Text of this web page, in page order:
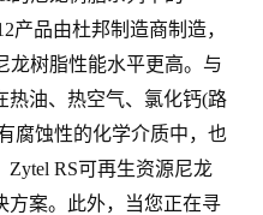
产品由杜邦制造商制造，
龙树脂性能水平更高。与
热油、热空气、氯化钙(路
腐蚀性的化学介质中，也
RS可再生资源尼龙
方案。此外，当您正在寻